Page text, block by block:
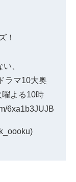
！
、
ラマ10大奥
曜よる10時
6xa1b3JUJB